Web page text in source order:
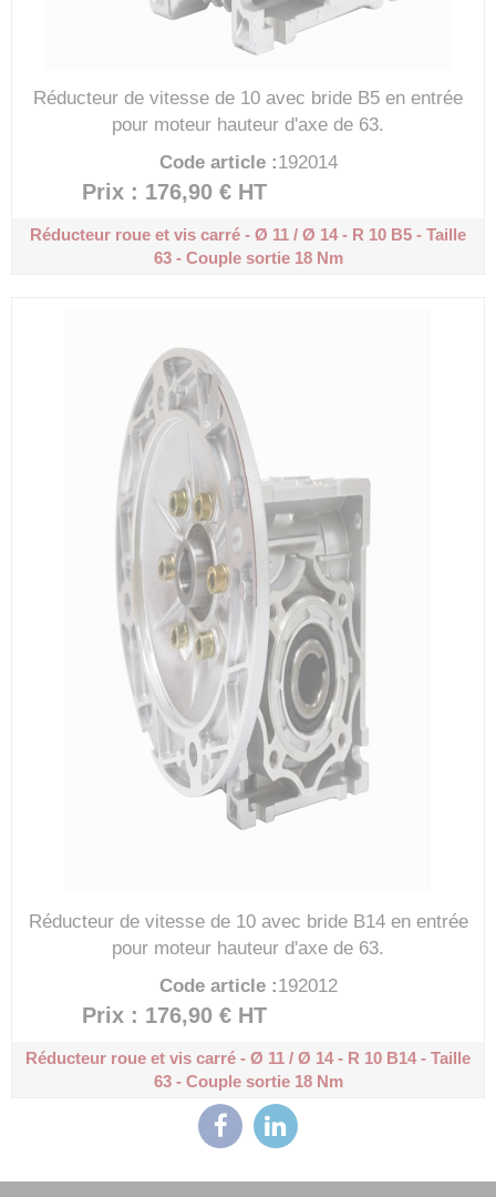
Réducteur de vitesse de 10 avec bride B5 en entrée
pour moteur hauteur d'axe de 63.
Code article :192014
Prix : 176,90 € HT
Réducteur roue et vis carré - Ø 11 / Ø 14 - R 10 B5 - Taille
63 - Couple sortie 18 Nm
Réducteur de vitesse de 10 avec bride B14 en entrée
pour moteur hauteur d'axe de 63.
Code article :192012
Prix : 176,90 € HT
Réducteur roue et vis carré - Ø 11 / Ø 14 - R 10 B14 - Taille
63 - Couple sortie 18 Nm